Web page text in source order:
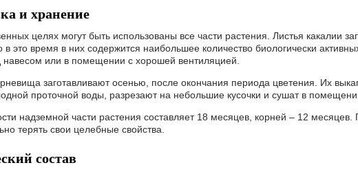
и хранение
целях могут быть использованы все части растения. Листья какалии
в это время в них содержится наибольшее количество биологически
навесом или в помещении с хорошей вентиляцией.
заготавливают осенью, после окончания периода цветения. Их
проточной воды, разрезают на небольшие кусочки и сушат в
надземной части растения составляет 18 месяцев, корней – 12 месяцев.
терять свои целебные свойства.
состав